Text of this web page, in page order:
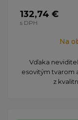
132,74 €
s DPH
Na
Vďaka
esovitým tvarom
z